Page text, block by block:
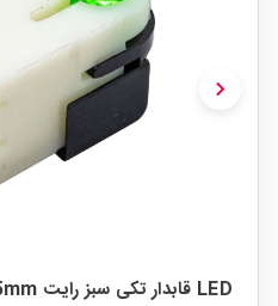
chevron_right
LED قابدار تکی سبز رایت 5mm